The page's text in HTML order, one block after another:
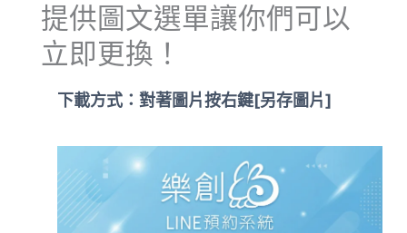
提供圖文選單讓你們可以
立即更換！
下載方式：對著圖片按右鍵[另存圖片]